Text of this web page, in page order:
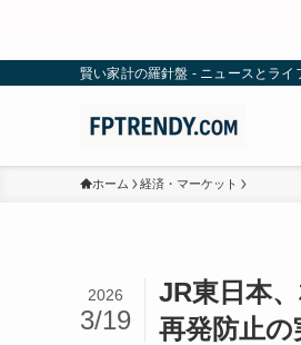
賢い家計の羅針盤 - ニュースとライ
ホーム 経済・マーケット
JR東日本
再発防止の
2026
3/19